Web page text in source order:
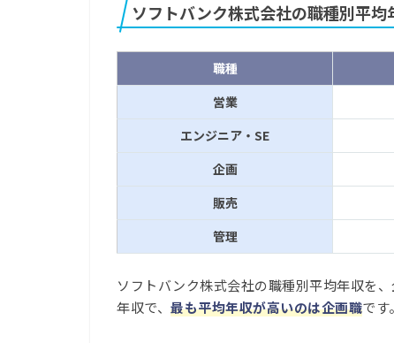
ソフトバンク株式会社の職種別平均
職種
営業
エンジニア・SE
企画
販売
管理
ソフトバンク株式会社の職種別平均年収を
年収で、 最も平均年収が高いのは企画職です。